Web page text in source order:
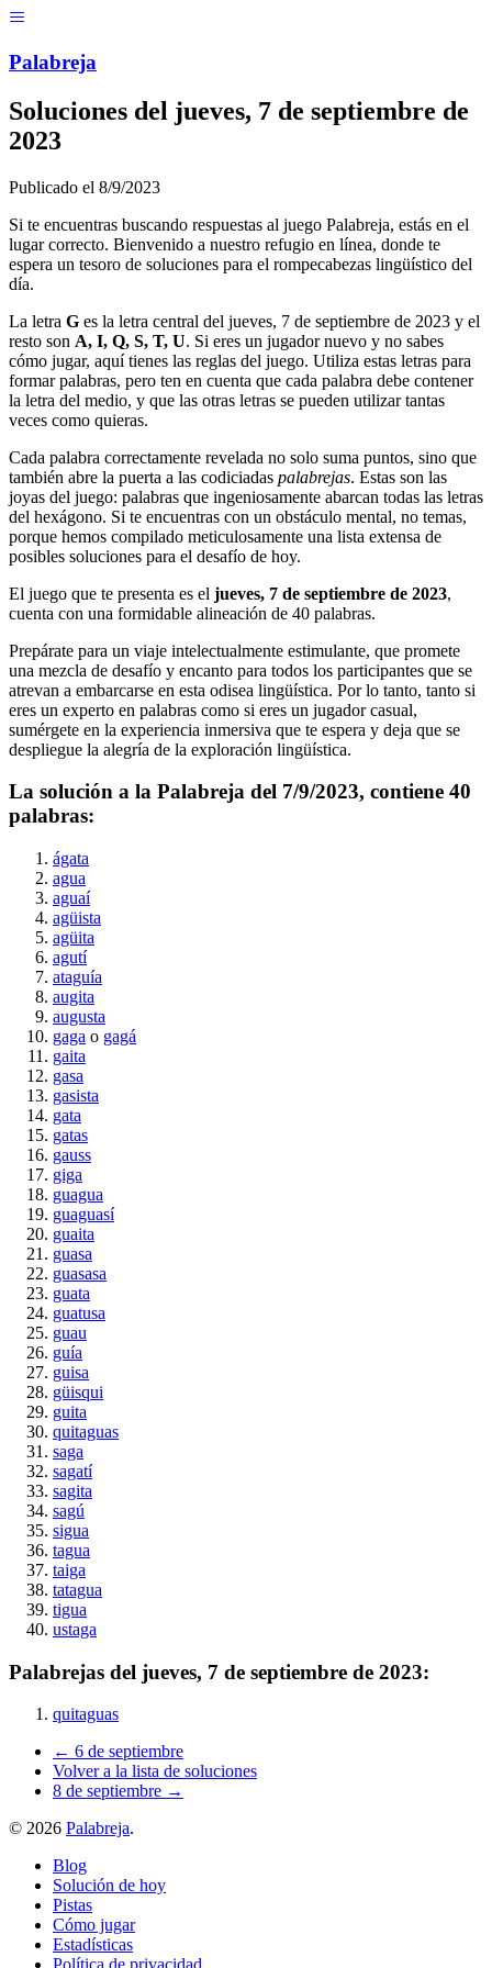
Palabreja
Soluciones del jueves, 7 de septiembre de
2023
Publicado el 8/9/2023
Si te encuentras buscando respuestas al juego Palabreja, estás en el
lugar correcto. Bienvenido a nuestro refugio en línea, donde te
espera un tesoro de soluciones para el rompecabezas lingüístico del
día.
La letra G es la letra central del jueves, 7 de septiembre de 2023 y el
resto son A, I, Q, S, T, U. Si eres un jugador nuevo y no sabes
cómo jugar, aquí tienes las reglas del juego. Utiliza estas letras para
formar palabras, pero ten en cuenta que cada palabra debe contener
la letra del medio, y que las otras letras se pueden utilizar tantas
veces como quieras.
Cada palabra correctamente revelada no solo suma puntos, sino que
también abre la puerta a las codiciadas palabrejas. Estas son las
joyas del juego: palabras que ingeniosamente abarcan todas las letras
del hexágono. Si te encuentras con un obstáculo mental, no temas,
porque hemos compilado meticulosamente una lista extensa de
posibles soluciones para el desafío de hoy.
El juego que te presenta es el jueves, 7 de septiembre de 2023,
cuenta con una formidable alineación de 40 palabras.
Prepárate para un viaje intelectualmente estimulante, que promete
una mezcla de desafío y encanto para todos los participantes que se
atrevan a embarcarse en esta odisea lingüística. Por lo tanto, tanto si
eres un experto en palabras como si eres un jugador casual,
sumérgete en la experiencia inmersiva que te espera y deja que se
despliegue la alegría de la exploración lingüística.
La solución a la Palabreja del 7/9/2023, contiene 40
palabras:
ágata
agua
aguaí
agüista
agüita
agutí
ataguía
augita
augusta
gaga o gagá
gaita
gasa
gasista
gata
gatas
gauss
giga
guagua
guaguasí
guaita
guasa
guasasa
guata
guatusa
guau
guía
guisa
güisqui
guita
quitaguas
saga
sagatí
sagita
sagú
sigua
tagua
taiga
tatagua
tigua
ustaga
Palabrejas del jueves, 7 de septiembre de 2023:
quitaguas
← 6 de septiembre
Volver a la lista de soluciones
8 de septiembre →
© 2026 Palabreja.
Blog
Solución de hoy
Pistas
Cómo jugar
Estadísticas